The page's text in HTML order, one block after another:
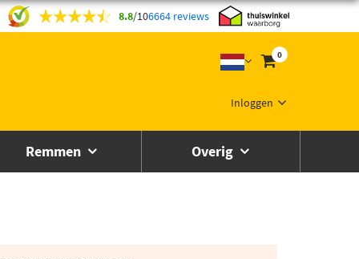
8.8/106664 reviews
0
Inloggen
Remmen Overig